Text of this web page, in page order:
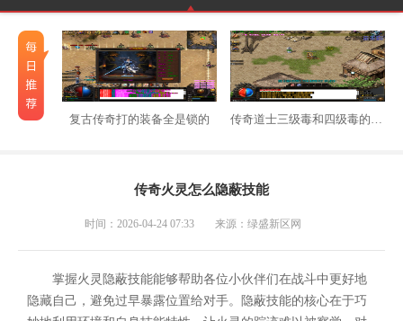
复古传奇打的装备全是锁的 传奇道士三级毒和四级毒的区别
传奇火灵怎么隐蔽技能
时间：2026-04-24 07:33 来源：绿盛新区网
掌握火灵隐蔽技能能够帮助各位小伙伴们在战斗中更好地
隐藏自己，避免过早暴露位置给对手。隐蔽技能的核心在于巧